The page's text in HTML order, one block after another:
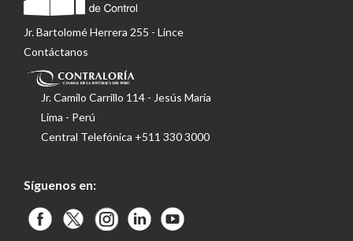
Jr. Bartolomé Herrera 255 - Lince
Contáctanos
Jr. Camilo Carrillo 114 - Jesús María
Lima - Perú
Central Telefónica +511 330 3000
Síguenos en: